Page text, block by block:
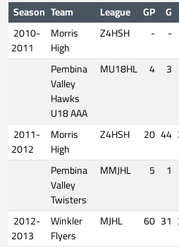
Season Team League GP G
2010-
2011
Morris
High
Z4HSH - -
Pembina
Valley
Hawks
U18 AAA
MU18HL 4 3
2011-
2012
Morris
High
Z4HSH 20 44
Pembina
Valley
Twisters
MMJHL 5 1
2012-
2013
Winkler
Flyers
MJHL 60 31